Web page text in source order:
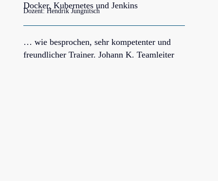
Docker, Kubernetes und Jenkins
Dozent: Hendrik Jungnitsch
… wie besprochen, sehr kompetenter und
freundlicher Trainer. Johann K. Teamleiter